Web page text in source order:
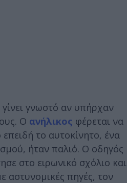
γίνει γνωστό αν υπήρχαν
Ο ανήλικος φέρεται να
το αυτοκίνητο, ένα
ήταν παλιό. Ο οδηγός
στο ειρωνικό σχόλιο και
αστυνομικές πηγές, τον